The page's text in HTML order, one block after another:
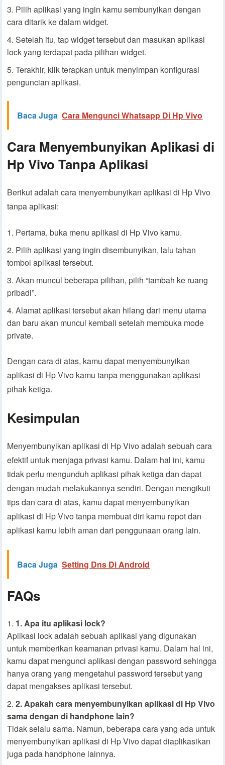
Pilih aplikasi yang ingin kamu sembunyikan dengan
cara ditarik ke dalam widget.
Setelah itu, tap widget tersebut dan masukan aplikasi
lock yang terdapat pada pilihan widget.
Terakhir, klik terapkan untuk menyimpan konfigurasi
penguncian aplikasi.
Baca Juga Cara Mengunci Whatsapp Di Hp Vivo
Cara Menyembunyikan Aplikasi di
Hp Vivo Tanpa Aplikasi
Berikut adalah cara menyembunyikan aplikasi di Hp Vivo
tanpa aplikasi:
Pertama, buka menu aplikasi di Hp Vivo kamu.
Pilih aplikasi yang ingin disembunyikan, lalu tahan
tombol aplikasi tersebut.
Akan muncul beberapa pilihan, pilih “tambah ke ruang
pribadi”.
Alamat aplikasi tersebut akan hilang dari menu utama
dan baru akan muncul kembali setelah membuka mode
private.
Dengan cara di atas, kamu dapat menyembunyikan
aplikasi di Hp Vivo kamu tanpa menggunakan aplikasi
pihak ketiga.
Kesimpulan
Menyembunyikan aplikasi di Hp Vivo adalah sebuah cara
efektif untuk menjaga privasi kamu. Dalam hal ini, kamu
tidak perlu mengunduh aplikasi pihak ketiga dan dapat
dengan mudah melakukannya sendiri. Dengan mengikuti
tips dan cara di atas, kamu dapat menyembunyikan
aplikasi di Hp Vivo tanpa membuat diri kamu repot dan
aplikasi kamu lebih aman dari penggunaan orang lain.
Baca Juga Setting Dns Di Android
FAQs
1. Apa itu aplikasi lock?
Aplikasi lock adalah sebuah aplikasi yang digunakan
untuk memberikan keamanan privasi kamu. Dalam hal ini,
kamu dapat mengunci aplikasi dengan password sehingga
hanya orang yang mengetahui password tersebut yang
dapat mengakses aplikasi tersebut.
2. Apakah cara menyembunyikan aplikasi di Hp Vivo
sama dengan di handphone lain?
Tidak selalu sama. Namun, beberapa cara yang ada untuk
menyembunyikan aplikasi di Hp Vivo dapat diaplikasikan
juga pada handphone lainnya.